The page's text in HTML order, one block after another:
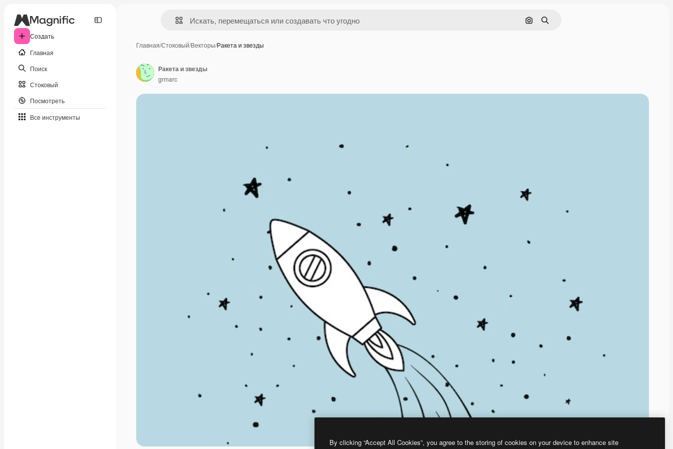
Создать
Главная
Поиск
Стоковый
Посмотреть
Все инструменты
Поиск по изображению
Поиск
Главная/Стоковый/Векторы/Ракета и звезды
Ракета и звезды
grmarc
By clicking “Accept All Cookies”, you agree to the storing of cookies on your device to enhance site